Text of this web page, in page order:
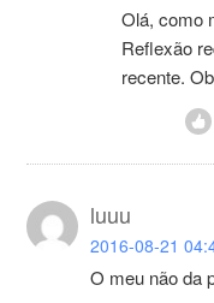
Olá, como
Reflexão
recente.
luuu
2016-08-21
O meu não da